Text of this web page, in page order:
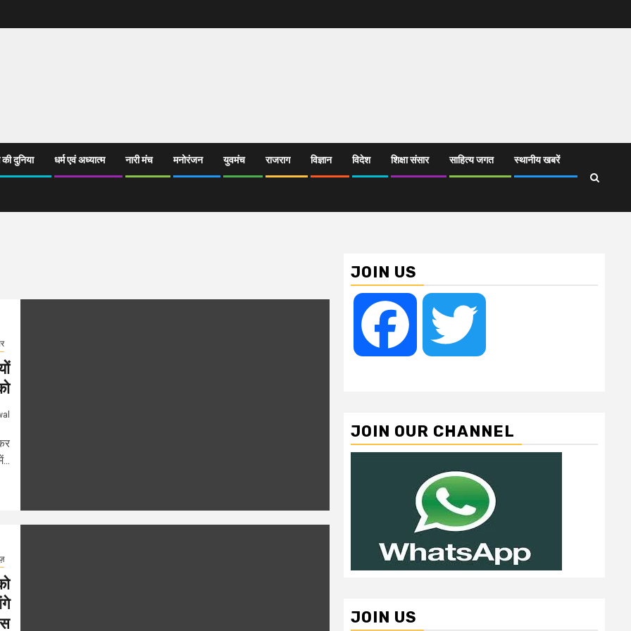
दुनिया धर्म एवं अध्यात्म नारी मंच मनोरंजन युवमंच राजराग विज्ञान विदेश शिक्षा संसार साहित्य जगत स्थानीय खबरें
JOIN US
Facebook
JOIN OUR CHANNEL
JOIN US